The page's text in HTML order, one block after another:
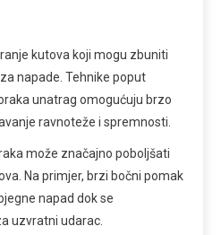
kutova koji mogu zbuniti
napade. Tehnike poput
unatrag omogućuju brzo
ravnoteže i spremnosti.
može značajno poboljšati
Na primjer, brzi bočni pomak
napad dok se
uzvratni udarac.